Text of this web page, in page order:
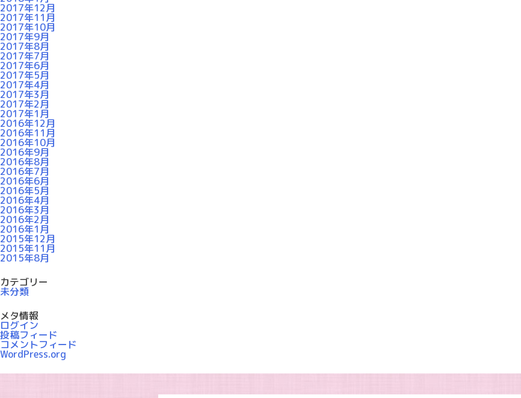
2017年12月
2017年11月
2017年10月
2017年9月
2017年8月
2017年7月
2017年6月
2017年5月
2017年4月
2017年3月
2017年2月
2017年1月
2016年12月
2016年11月
2016年10月
2016年9月
2016年8月
2016年7月
2016年6月
2016年5月
2016年4月
2016年3月
2016年2月
2016年1月
2015年12月
2015年11月
2015年8月
カテゴリー
未分類
メタ情報
ログイン
投稿フィード
コメントフィード
WordPress.org